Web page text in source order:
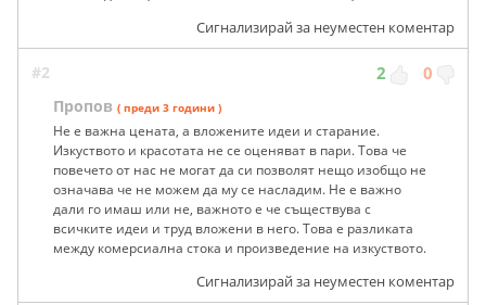
Сигнализирай за неуместен коментар
#2 2 0
Пропов ( преди 3 години )
Не е важна цената, а вложените идеи и старание.
Изкуството и красотата не се оценяват в пари. Това че
повечето от нас не могат да си позволят нещо изобщо не
означава че не можем да му се насладим. Не е важно
дали го имаш или не, важното е че съществува с
всичките идеи и труд вложени в него. Това е разликата
между комерсиална стока и произведение на изкуството.
Сигнализирай за неуместен коментар